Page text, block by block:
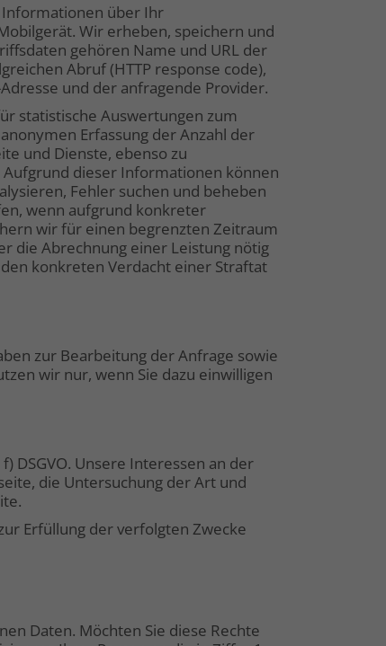
Informationen über Ihr
Wir erheben, speichern und
gehören Name und URL der
Abruf (HTTP response code),
und der anfragende Provider.
statistische Auswertungen zum
Erfassung der Anzahl der
und Dienste, ebenso zu
dieser Informationen können
Fehler suchen und beheben
wenn aufgrund konkreter
wir für einen begrenzten Zeitraum
die Abrechnung einer Leistung nötig
konkreten Verdacht einer Straftat
zur Bearbeitung der Anfrage sowie
wir nur, wenn Sie dazu einwilligen
DSGVO. Unsere Interessen an der
die Untersuchung der Art und
Erfüllung der verfolgten Zwecke
Daten. Möchten Sie diese Rechte